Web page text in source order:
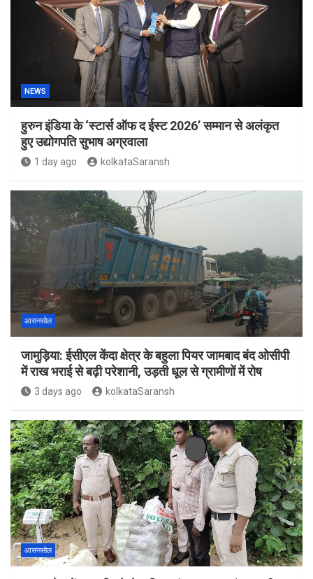
NEWS
हुरुन इंडिया के ‘स्टार्स ऑफ द ईस्ट 2026’ सम्मान से अलंकृत
हुए उद्योगपति सुभाष अग्रवाला
1 day ago kolkataSaransh
आसनसोल
जामुड़िया: ईसीएल केंदा क्षेत्र के बहुला पियर जामबाद बंद ओसीपी
में राख भराई से बढ़ी परेशानी, उड़ती धूल से ग्रामीणों में रोष
3 days ago kolkataSaransh
आसनसोल